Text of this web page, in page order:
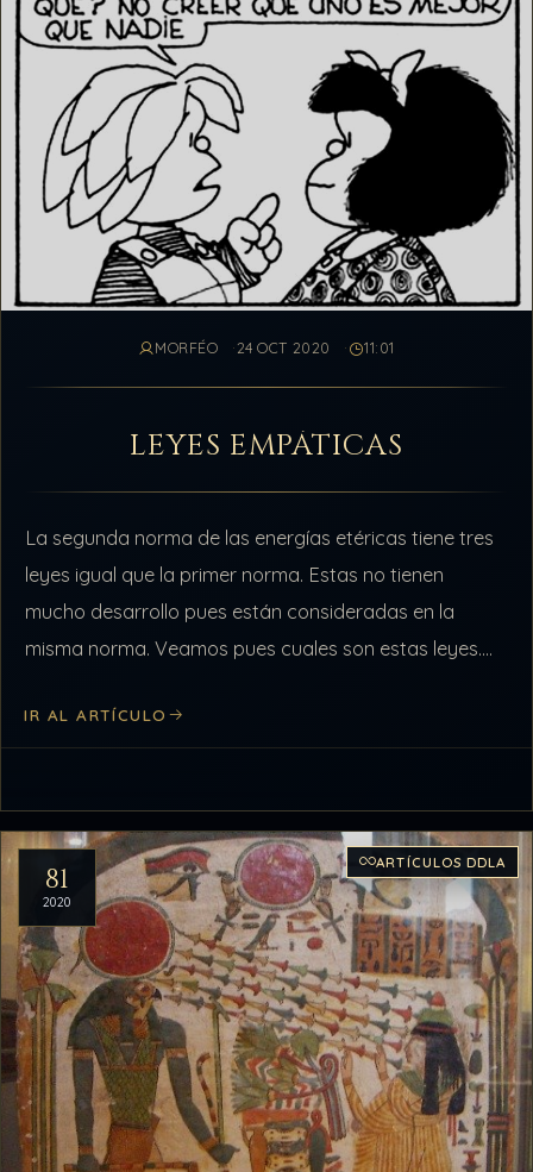
MORFÉO 24 OCT 2020 11:01
LEYES EMPÁTICAS
La segunda norma de las energías etéricas tiene tres
leyes igual que la primer norma. Estas no tienen
mucho desarrollo pues están consideradas en la
misma norma. Veamos pues cuales son estas leyes.
IR AL ARTÍCULO
81
2020
ARTÍCULOS DDLA